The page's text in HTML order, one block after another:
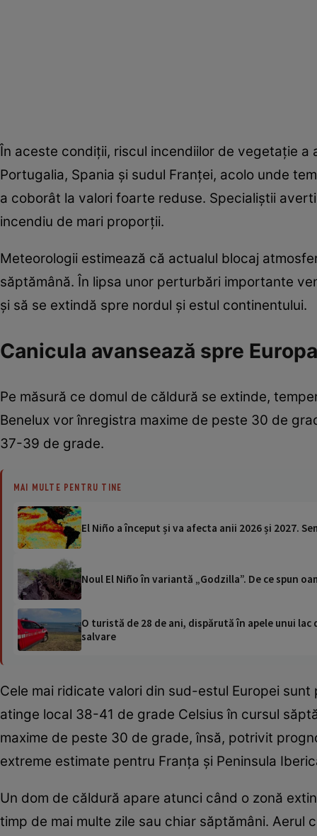
În aceste condiții, riscul incendiilor de vegetație
Portugalia, Spania și sudul Franței, acolo unde
a coborât la valori foarte reduse. Specialiștii
incendiu de mari proporții.
Meteorologii estimează că actualul blocaj
săptămână. În lipsa unor perturbări importante
și să se extindă spre nordul și estul continentului.
Canicula avansează spre
Pe măsură ce domul de căldură se extinde,
Benelux vor înregistra maxime de peste 30 de
37-39 de grade.
MAI MULTE PENTRU TINE
El Niño a început și va afecta anii 2026 și 2027.
Noul El Niño în variantă „Godzilla”. De ce spun
O turistă de 28 de ani, dispărută în apele unui
salvare
Cele mai ridicate valori din sud-estul Europei
atinge local 38-41 de grade Celsius în cursul
maxime de peste 30 de grade, însă, potrivit
extreme estimate pentru Franța și Peninsula
Un dom de căldură apare atunci când o zonă
timp de mai multe zile sau chiar săptămâni.